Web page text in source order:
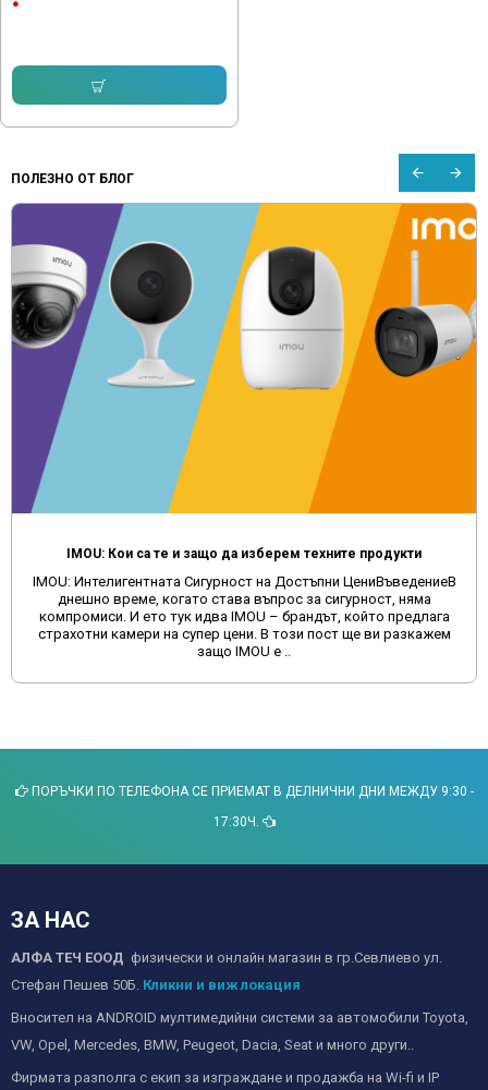
ПОЛЕЗНО ОТ БЛОГ
IMOU: Кои са те и защо да изберем техните продукти
IMOU: Интелигентната Сигурност на Достъпни ЦениВъведениеВ
днешно време, когато става въпрос за сигурност, няма
компромиси. И ето тук идва IMOU – брандът, който предлага
страхотни камери на супер цени. В този пост ще ви разкажем
защо IMOU е ..
ПОРЪЧКИ ПО ТЕЛЕФОНА СЕ ПРИЕМАТ В ДЕЛНИЧНИ ДНИ МЕЖДУ 9:30 -
17:30Ч.
ЗА НАС
АЛФА ТЕЧ ЕООД физически и онлайн магазин в гр.Севлиево ул.
Стефан Пешев 50Б. Кликни и виж локация
Вносител на ANDROID мултимедийни системи за автомобили Toyota,
VW, Opel, Mercedes, BMW, Peugeot, Dacia, Seat и много други..
Фирмата разполга с екип за изграждане и продажба на Wi-fi и IP